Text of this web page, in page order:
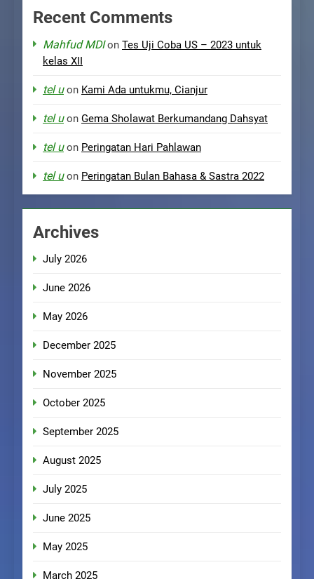
Recent Comments
Mahfud MDIon Tes Uji Coba US – 2023 untuk
kelas XII
tel uon Kami Ada untukmu, Cianjur
tel uon Gema Sholawat Berkumandang Dahsyat
tel uon Peringatan Hari Pahlawan
tel uon Peringatan Bulan Bahasa & Sastra 2022
Archives
July 2026
June 2026
May 2026
December 2025
November 2025
October 2025
September 2025
August 2025
July 2025
June 2025
May 2025
March 2025